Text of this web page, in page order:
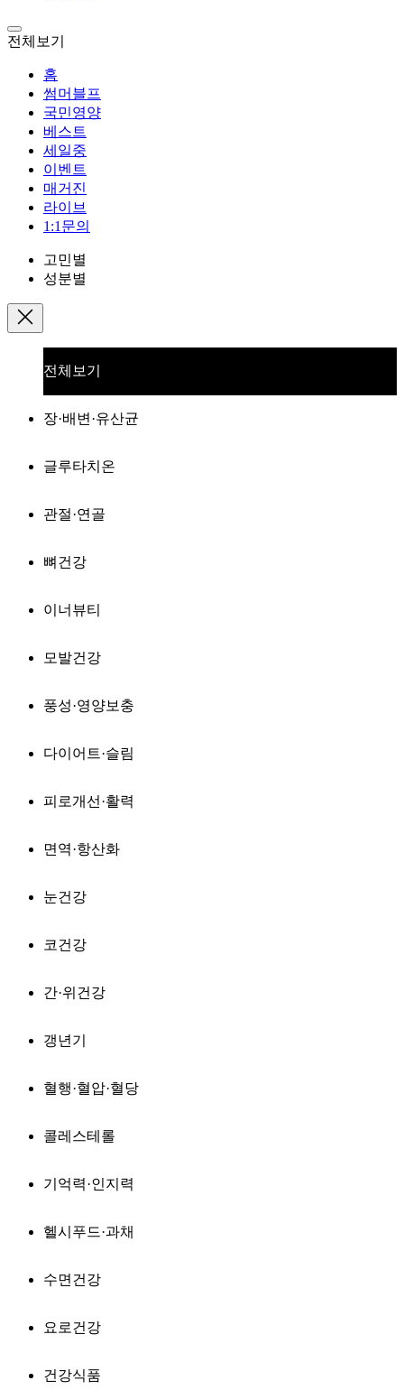
전체보기
홈
썸머블프
국민영양
베스트
세일중
이벤트
매거진
라이브
1:1문의
고민별
성분별
전체보기
장·배변·유산균
글루타치온
관절·연골
뼈건강
이너뷰티
모발건강
풍성·영양보충
다이어트·슬림
피로개선·활력
면역·항산화
눈건강
코건강
간·위건강
갱년기
혈행·혈압·혈당
콜레스테롤
기억력·인지력
헬시푸드·과채
수면건강
요로건강
건강식품